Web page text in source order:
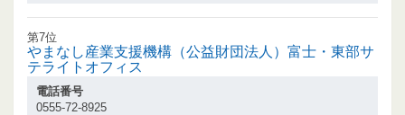
第7位
やまなし産業支援機構（公益財団法人）富士・東部サ
テライトオフィス
電話番号
0555-72-8925